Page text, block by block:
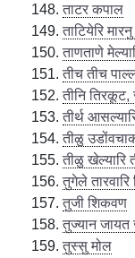
ताटर कपाल
ताटियेरि
ताणताणे
तीच तीच
तीनि तिरकूट,
तीर्थ
तीळु
तीळु खेल्यारि
तुगेले
तुजी शिकवण
तुज्यान जायत
तुस्सु मोल